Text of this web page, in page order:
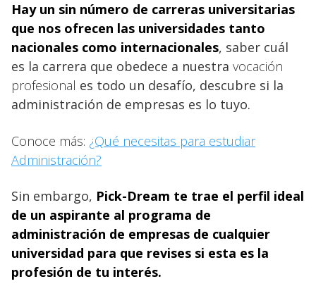
Hay un sin número de carreras universitarias
que nos ofrecen las universidades tanto
nacionales como internacionales, saber cuál
es la carrera que obedece a nuestra vocación
profesional es todo un desafío, descubre si la
administración de empresas es lo tuyo.
Conoce más: ¿Qué necesitas para estudiar
Administración?
Sin embargo, Pick-Dream te trae el perfil ideal
de un aspirante al programa de
administración de empresas de cualquier
universidad para que revises si esta es la
profesión de tu interés.